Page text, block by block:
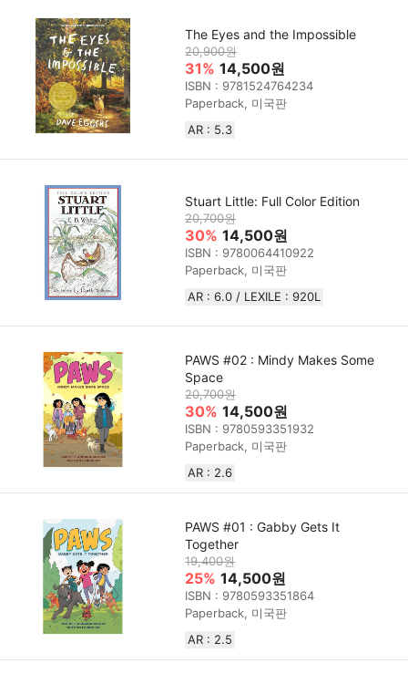
The Eyes and the Impossible
20,900원
31% 14,500원
ISBN : 9781524764234
Paperback, 미국판
AR : 5.3
Stuart Little: Full Color Edition
20,700원
30% 14,500원
ISBN : 9780064410922
Paperback, 미국판
AR : 6.0 / LEXILE : 920L
PAWS #02 : Mindy Makes Some
Space
20,700원
30% 14,500원
ISBN : 9780593351932
Paperback, 미국판
AR : 2.6
PAWS #01 : Gabby Gets It
Together
19,400원
25% 14,500원
ISBN : 9780593351864
Paperback, 미국판
AR : 2.5